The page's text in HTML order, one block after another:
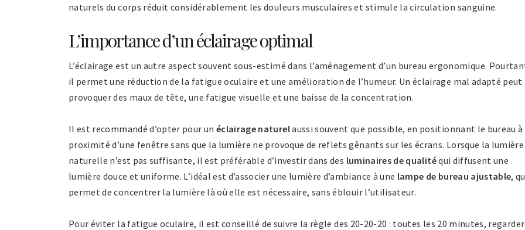
naturels du corps réduit considérablement les douleurs musculaires et stimule la circulation sanguine.
L’importance d’un éclairage optimal
L’éclairage est un autre aspect souvent sous-estimé dans l’aménagement d’un bureau ergonomique.
il permet une réduction de la fatigue oculaire et une amélioration de l’humeur. Un éclairage mal adapté peut
provoquer des maux de tête, une fatigue visuelle et une baisse de la concentration.
Il est recommandé d’opter pour un éclairage naturelaussi souvent que possible, en positionnant le bureau à
proximité d’une fenêtre sans que la lumière ne provoque de reflets gênants sur les écrans. Lorsque la lumière
naturelle n’est pas suffisante, il est préférable d’investir dans des luminaires de qualitéqui diffusent une
lumière douce et uniforme. L’idéal est d’associer une lumière d’ambiance à une lampe de bureau ajustable,
permet de concentrer la lumière là où elle est nécessaire, sans éblouir l’utilisateur.
Pour éviter la fatigue oculaire, il est conseillé de suivre la règle des 20-20-20 : toutes les 20 minutes, regarder